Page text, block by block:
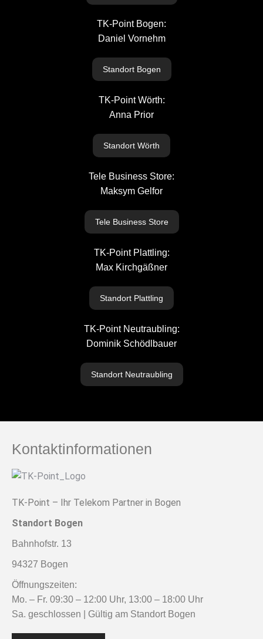
TK-Point Bogen:
Daniel Vornehm
Standort Bogen
TK-Point Wörth:
Anna Prior
Standort Wörth
Tele Business Store:
Maksym Gelfor
Tele Business Store
TK-Point Plattling:
Max Kirchgäßner
Standort Plattling
TK-Point Neutraubling:
Dominik Schödlbauer
Standort Neutraubling
Kontaktinformationen
TK-Point – Ihr Telekom Partner in Bogen
Standort Bogen
Bahnhofstr. 13
94327 Bogen
Öffnungszeiten:
Mo. – Fr. 09:30 – 12:00 Uhr, 13:00 – 18:00 Uhr
Sa. geschlossen | Gültig am Standort Bogen